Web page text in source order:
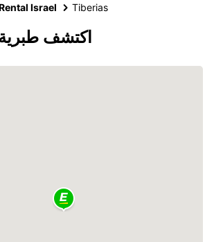
Israel Tiberias
اكتشف طبرية